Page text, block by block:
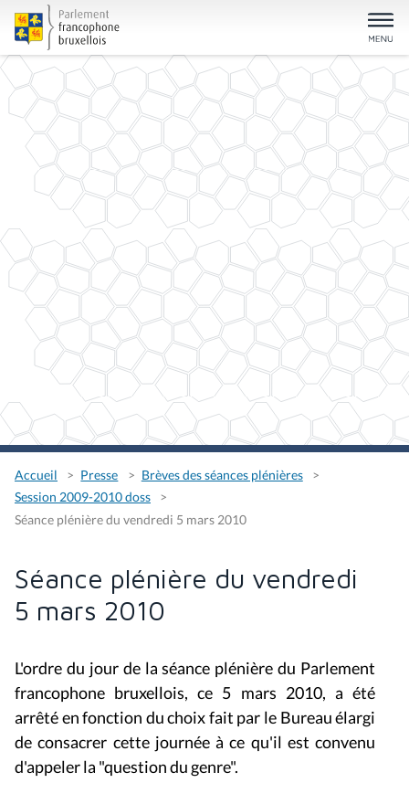
Accueil Presse
Brèves des séances plénières
Session 2009-2010 doss
Séance plénière du vendredi 5 mars 2010
Séance plénière du vendredi
5 mars 2010
L'ordre du jour de la séance plénière du Parlement
francophone bruxellois, ce 5 mars 2010, a été
arrêté en fonction du choix fait par le Bureau élargi
de consacrer cette journée à ce qu'il est convenu
d'appeler la "question du genre".